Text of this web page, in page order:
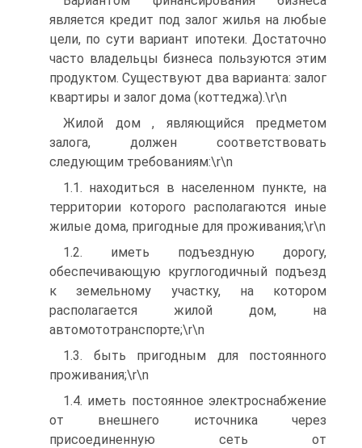
является кредит под залог жилья на любые
цели, по сути вариант ипотеки. Достаточно
часто владельцы бизнеса пользуются этим
продуктом. Существуют два варианта: залог
квартиры и залог дома (коттеджа).\r\n
Жилой дом , являющийся предметом
залога, должен соответствовать
следующим требованиям:\r\n
1.1. находиться в населенном пункте, на
территории которого располагаются иные
жилые дома, пригодные для проживания;\r\n
1.2. иметь подъездную дорогу,
обеспечивающую круглогодичный подъезд
к земельному участку, на котором
располагается жилой дом, на
автомототранспорте;\r\n
1.3. быть пригодным для постоянного
проживания;\r\n
1.4. иметь постоянное электроснабжение
от внешнего источника через
присоединенную сеть от